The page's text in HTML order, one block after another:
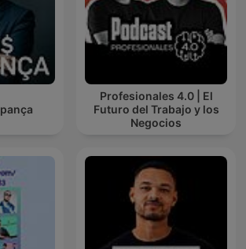
Profesionales 4.0 | El
Futuro del Trabajo y los
Negocios